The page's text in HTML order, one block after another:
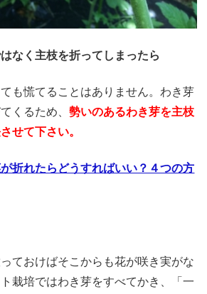
なく主枝を折ってしまったら
も慌てることはありません。わき芽
くるため、勢いのあるわき芽を主枝
せて下さい。
折れたらどうすればいい？４つの方
ておけばそこからも花が咲き実がな
栽培ではわき芽をすべてかき、「一